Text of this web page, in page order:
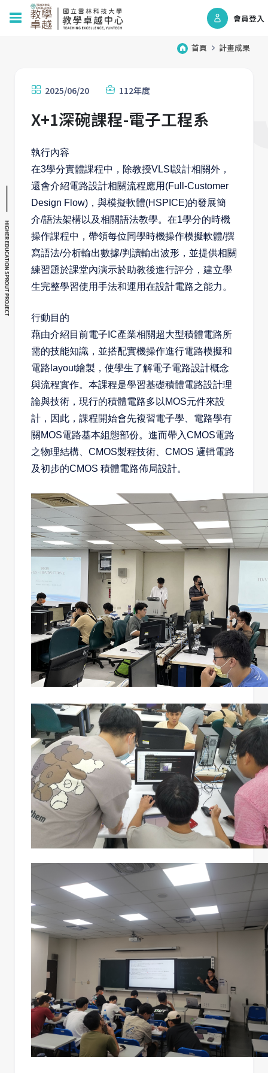
會員登入
首頁 計畫成果
2025/06/20 112年度
X+1深碗課程-電子工程系
執行內容
在3學分實體課程中，除教授VLSI設計相關外，
還會介紹電路設計相關流程應用(Full-Customer
Design Flow)，與模擬軟體(HSPICE)的發展簡
介/語法架構以及相關語法教學。在1學分的時機
操作課程中，帶領每位同學時機操作模擬軟體/撰
寫語法/分析輸出數據/判讀輸出波形，並提供相關
練習題於課堂內演示於助教後進行評分，建立學
生完整學習使用手法和運用在設計電路之能力。
行動目的
藉由介紹目前電子IC產業相關超大型積體電路所
需的技能知識，並搭配實機操作進行電路模擬和
電路layout繪製，使學生了解電子電路設計概念
與流程實作。本課程是學習基礎積體電路設計理
論與技術，現行的積體電路多以MOS元件來設
計，因此，課程開始會先複習電子學、電路學有
關MOS電路基本組態部份。進而帶入CMOS電路
之物理結構、CMOS製程技術、CMOS 邏輯電路
及初步的CMOS 積體電路佈局設計。